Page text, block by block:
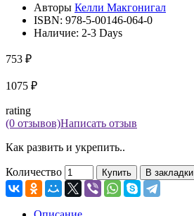
Авторы Келли Макгонигал
ISBN: 978-5-00146-064-0
Наличие: 2-3 Days
753 ₽
1075 ₽
rating
(0 отзывов)Написать отзыв
Как развить и укрепить..
Количество Купить В закладки